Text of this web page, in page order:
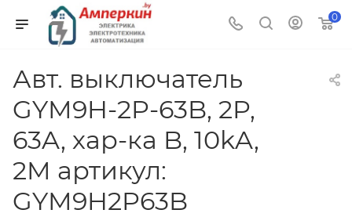
0
Авт. выключатель
GYM9H-2P-63B, 2P,
63A, хар-ка B, 10kA,
2M артикул:
GYM9H2P63B